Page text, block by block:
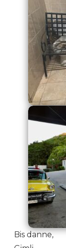
Bis danne,